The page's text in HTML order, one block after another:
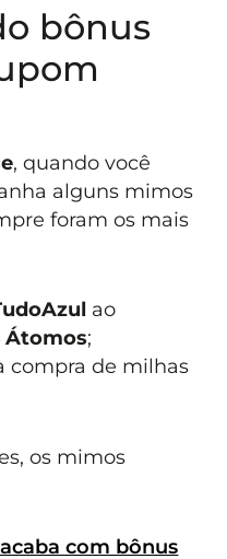
bônus
, quando você
alguns mimos
foram os mais
ao
Átomos;
compra de milhas
os mimos
com bônus